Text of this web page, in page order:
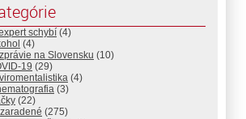
schybí (4)
(4)
na Slovensku (10)
19 (29)
(4)
(3)
(22)
(275)